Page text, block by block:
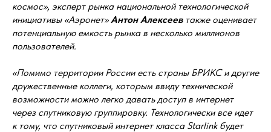
космос», эксперт рынка национальной технологической
инициативы «Аэронет»Антон Алексеев также оценивает
потенциальную емкость рынка в несколько миллионов
пользователей.
«Помимо территории России есть страны БРИКС и другие
дружественные коллеги, которым ввиду технической
возможности можно легко давать доступ в интернет
через спутниковую группировку. Технологически все идет
к тому, что спутниковый интернет класса Starlink будет